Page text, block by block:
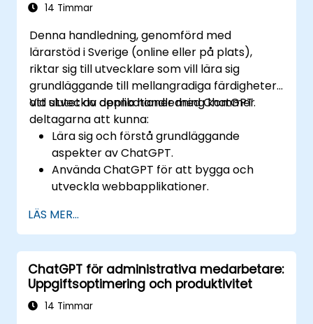
14 Timmar
Denna handledning, genomförd med
lärarstöd i Sverige (online eller på plats),
riktar sig till utvecklare som vill lära sig
grundläggande till mellangradiga färdigheter i
att utveckla applikationer med ChatGPT.
Vid slutet av denna handledning kommer
deltagarna att kunna:
Lära sig och förstå grundläggande
aspekter av ChatGPT.
Använda ChatGPT för att bygga och
utveckla webbapplikationer.
tillämpningar av ChatGPT.
LÄS MER...
ChatGPT för administrativa medarbetare:
Uppgiftsoptimering och produktivitet
14 Timmar